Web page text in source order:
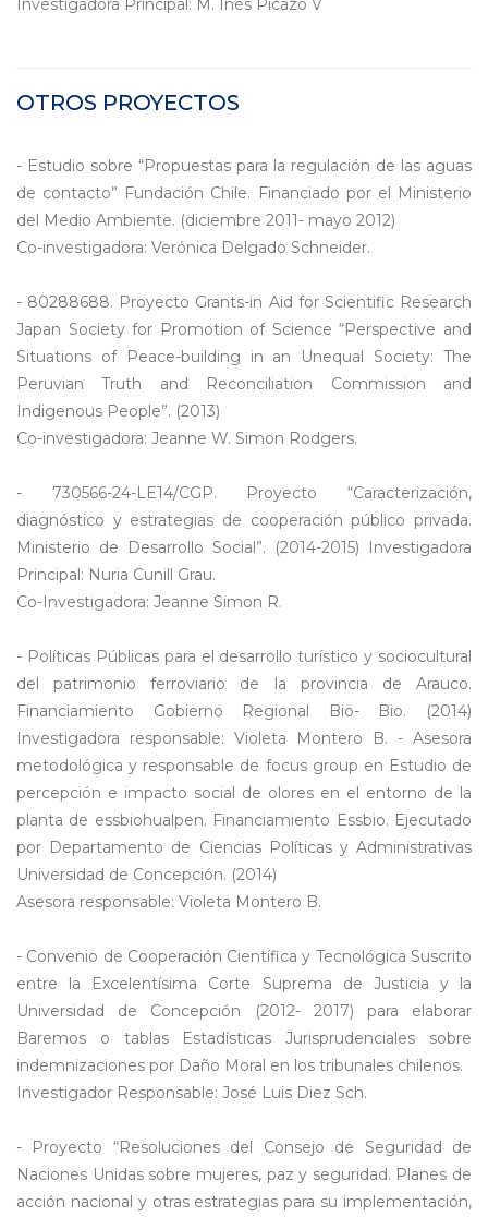
OTROS PROYECTOS
- Estudio sobre “Propuestas para la regulación de las aguas
de contacto” Fundación Chile. Financiado por el Ministerio
del Medio Ambiente. (diciembre 2011- mayo 2012)
Co-investigadora: Verónica Delgado Schneider.
- 80288688. Proyecto Grants-in Aid for Scientific Research
Japan Society for Promotion of Science “Perspective and
Situations of Peace-building in an Unequal Society: The
Peruvian Truth and Reconciliation Commission and
Indigenous People”. (2013)
Co-investigadora: Jeanne W. Simon Rodgers.
- 730566-24-LE14/CGP. Proyecto “Caracterización,
diagnóstico y estrategias de cooperación público privada.
Ministerio de Desarrollo Social”. (2014-2015) Investigadora
Principal: Nuria Cunill Grau.
Co-Investigadora: Jeanne Simon R.
- Políticas Públicas para el desarrollo turístico y sociocultural
del patrimonio ferroviario de la provincia de Arauco.
Financiamiento Gobierno Regional Bio- Bio. (2014)
Investigadora responsable: Violeta Montero B. - Asesora
metodológica y responsable de focus group en Estudio de
percepción e impacto social de olores en el entorno de la
planta de essbiohualpen. Financiamiento Essbio. Ejecutado
por Departamento de Ciencias Políticas y Administrativas
Universidad de Concepción. (2014)
Asesora responsable: Violeta Montero B.
- Convenio de Cooperación Científica y Tecnológica Suscrito
entre la Excelentísima Corte Suprema de Justicia y la
Universidad de Concepción (2012- 2017) para elaborar
Baremos o tablas Estadísticas Jurisprudenciales sobre
indemnizaciones por Daño Moral en los tribunales chilenos.
Investigador Responsable: José Luis Diez Sch.
- Proyecto “Resoluciones del Consejo de Seguridad de
Naciones Unidas sobre mujeres, paz y seguridad. Planes de
acción nacional y otras estrategias para su implementación,